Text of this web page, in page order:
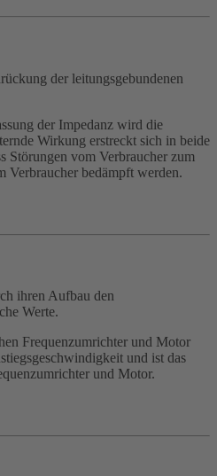
der leitungsgebundenen
der Impedanz wird die
Wirkung erstreckt sich in beide
Störungen vom Verbraucher zum
Verbraucher bedämpft werden.
ihren Aufbau den
Werte.
Frequenzumrichter und Motor
und ist das
und Motor.